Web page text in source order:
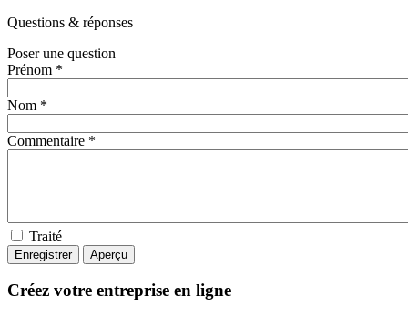
Questions & réponses
Poser une question
Prénom *
Nom *
Commentaire *
Traité
Créez votre entreprise en ligne